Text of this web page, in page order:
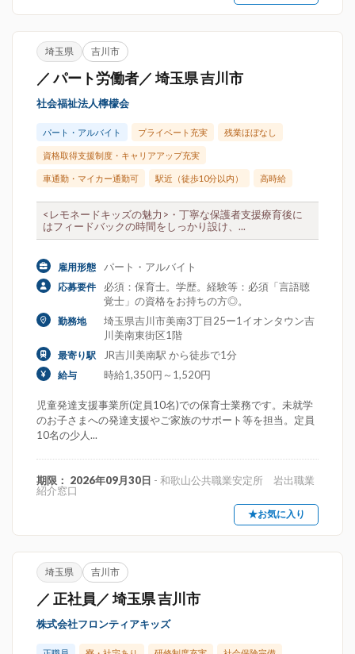
埼玉県 吉川市
／ パート労働者／ 埼玉県 吉川市
社会福祉法人檸檬会
パート・アルバイト プライベート充実 残業ほぼなし
資格取得支援制度・キャリアアップ充実
車通勤・マイカー通勤可 駅近（徒歩10分以内） 高時給
<レモネードキッズの魅力>・丁寧な保護者支援療育後に
はフィードバックの時間をしっかり設け、...
雇用形態 パート・アルバイト
応募要件
必須：保育士。学歴。経験等：必須「言語聴
覚士」の資格をお持ちの方◎。
勤務地
埼玉県吉川市美南3丁目25ー1イオンタウン吉
川美南東街区1階
最寄り駅 JR吉川美南駅 から徒歩で1分
給与 時給1,350円～1,520円
児童発達支援事業所(定員10名)での保育士業務です。未就学
のお子さまへの発達支援やご家族のサポート等を担当。定員
10名の少人...
期限： 2026年09月30日 - 和歌山公共職業安定所 岩出職業
紹介窓口
★お気に入り
埼玉県 吉川市
／ 正社員／ 埼玉県 吉川市
株式会社フロンティアキッズ